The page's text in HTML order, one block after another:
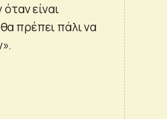
είναι
πρέπει πάλι να